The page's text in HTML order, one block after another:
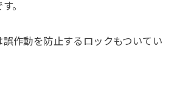
。
作動を防止するロックもついてい